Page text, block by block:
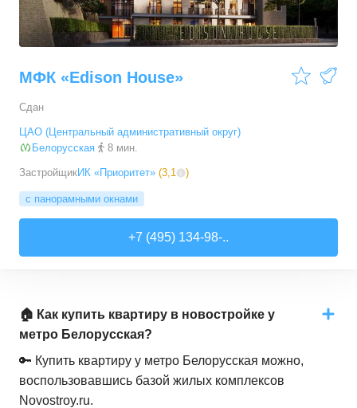
МФК «Edison House»
Сдан
ЦАО (Центральный административный округ)
Белорусская
8 мин.
ЗастройщикИК «Приоритет» (3,1 )
с панорамными окнами
+7 (495) 134-98-..
🏠 Как купить квартиру в новостройке у
метро Белорусская?
🔑 Купить квартиру у метро Белорусская можно,
воспользовавшись базой жилых комплексов
Novostroy.ru.